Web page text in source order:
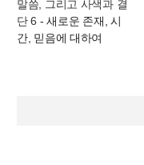
말씀, 그리고 사색과 결
단 6 - 새로운 존재, 시
간, 믿음에 대하여